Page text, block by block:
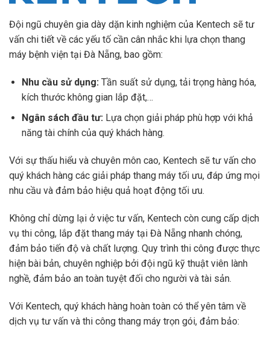
Đội ngũ chuyên gia dày dặn kinh nghiệm của Kentech sẽ tư
vấn chi tiết về các yếu tố cần cân nhắc khi lựa chọn thang
máy bệnh viện tại Đà Nẵng, bao gồm:
Nhu cầu sử dụng:Tần suất sử dụng, tải trọng hàng hóa,
kích thước không gian lắp đặt,…
Ngân sách đầu tư:Lựa chọn giải pháp phù hợp với khả
năng tài chính của quý khách hàng.
Với sự thấu hiểu và chuyên môn cao, Kentech sẽ tư vấn cho
quý khách hàng các giải pháp thang máy tối ưu, đáp ứng mọi
nhu cầu và đảm bảo hiệu quả hoạt động tối ưu.
Không chỉ dừng lại ở việc tư vấn, Kentech còn cung cấp dịch
vụ thi công, lắp đặt thang máy tại Đà Nẵng nhanh chóng,
đảm bảo tiến độ và chất lượng. Quy trình thi công được thực
hiện bài bản, chuyên nghiệp bởi đội ngũ kỹ thuật viên lành
nghề, đảm bảo an toàn tuyệt đối cho người và tài sản.
Với Kentech, quý khách hàng hoàn toàn có thể yên tâm về
dịch vụ tư vấn và thi công thang máy trọn gói, đảm bảo: